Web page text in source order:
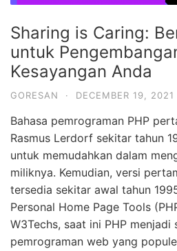
Sharing is Caring:
untuk
Kesayangan Anda
GORESAN · DECEMBER 19, 2021
Bahasa pemrograman PHP
Rasmus Lerdorf sekitar tahun
untuk memudahkan dalam
miliknya. Kemudian, versi
tersedia sekitar awal tahun
Personal Home Page Tools
W3Techs, saat ini PHP menjadi
pemrograman web yang